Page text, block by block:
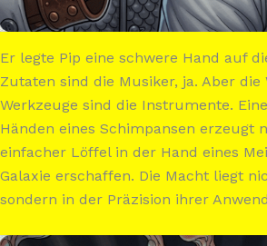
Er legte Pip eine schwere Hand auf
Zutaten sind die Musiker, ja. Aber die
Werkzeuge sind die Instrumente.
Händen eines Schimpansen erzeugt
einfacher Löffel in der Hand eines
Galaxie erschaffen. Die Macht liegt
sondern in der Präzision ihrer